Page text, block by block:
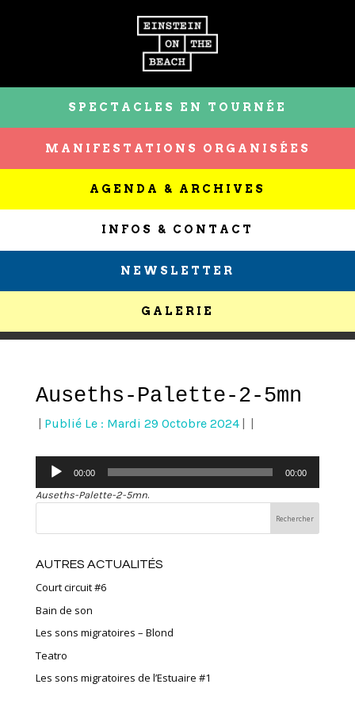
SPECTACLES EN TOURNÉE
MANIFESTATIONS ORGANISÉES
AGENDA & ARCHIVES
INFOS & CONTACT
NEWSLETTER
GALERIE
Auseths-Palette-2-5mn
Publié Le : Mardi 29 Octobre 2024
Lecteur
audio
00:00 00:00
Auseths-Palette-2-5mn.
AUTRES ACTUALITÉS
Court circuit #6
Bain de son
Les sons migratoires – Blond
Teatro
Les sons migratoires de l’Estuaire #1